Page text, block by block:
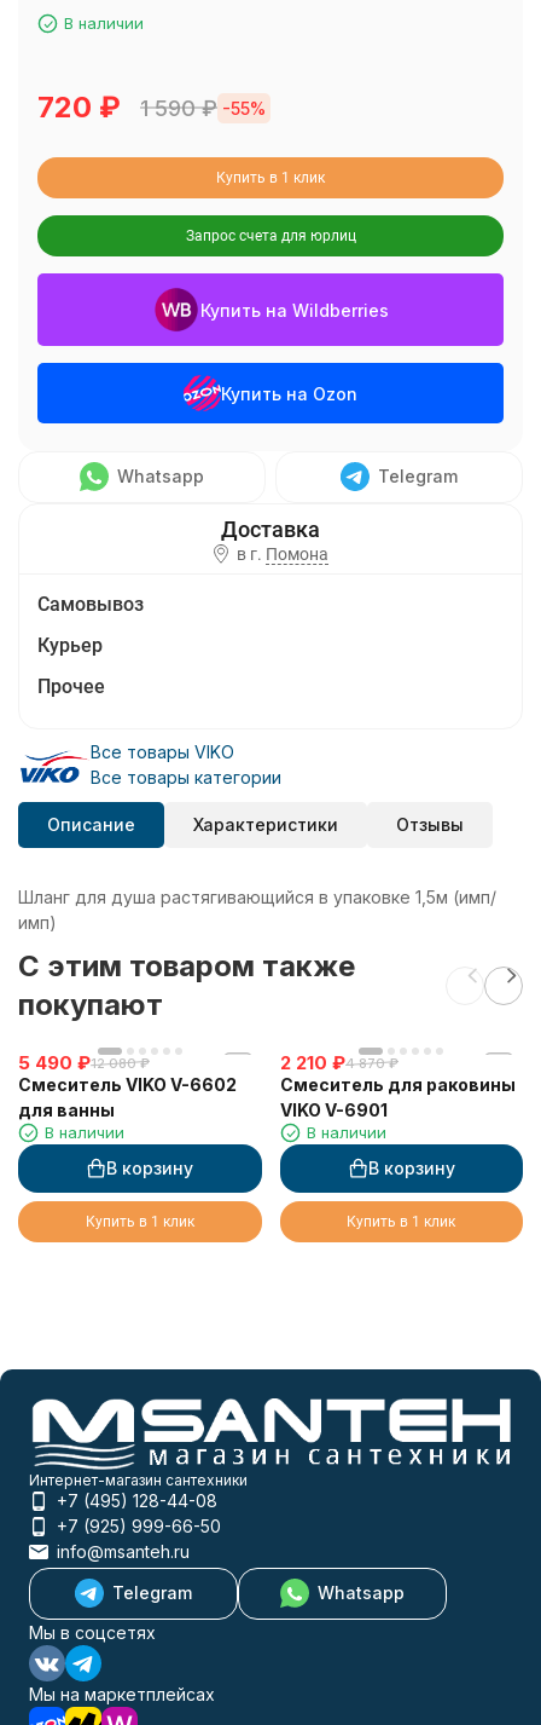
В наличии
720 ₽ 1 590₽ -55%
Купить в 1 клик
Запрос счета для юрлиц
Купить на Wildberries
Купить на Ozon
Whatsapp Telegram
в г. Помона
Самовывоз
Курьер
Прочее
Все товары VIKO
Все товары категории
Описание Характеристики Отзывы
Шланг для душа растягивающийся в упаковке 1,5м (имп/
имп)
C этим товаром также
покупают
5 490 ₽12 080 ₽
Смеситель VIKO V-6602
для ванны
В наличии
В корзину
Купить в 1 клик
2 210 ₽4 870 ₽
Смеситель для раковины
VIKO V-6901
В наличии
В корзину
Купить в 1 клик
Интернет-магазин сантехники
+7 (495) 128-44-08
+7 (925) 999-66-50
info@msanteh.ru
Telegram
Whatsapp
Мы в соцсетях
Мы на маркетплейсах